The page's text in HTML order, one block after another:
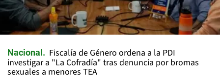
Nacional
Fiscalía de Género ordena a la PDI
investigar a "La Cofradía" tras denuncia por bromas
sexuales a menores TEA